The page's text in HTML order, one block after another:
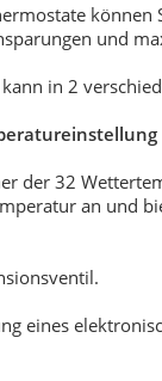
können
und
in 2
der 32
an und
eines